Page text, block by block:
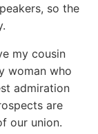
so the
my cousin
woman who
admiration
are
our union.